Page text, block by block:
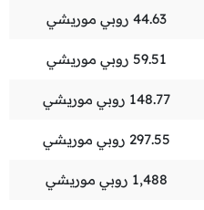
44.63 روبي موريشي
59.51 روبي موريشي
148.77 روبي موريشي
297.55 روبي موريشي
1,488 روبي موريشي